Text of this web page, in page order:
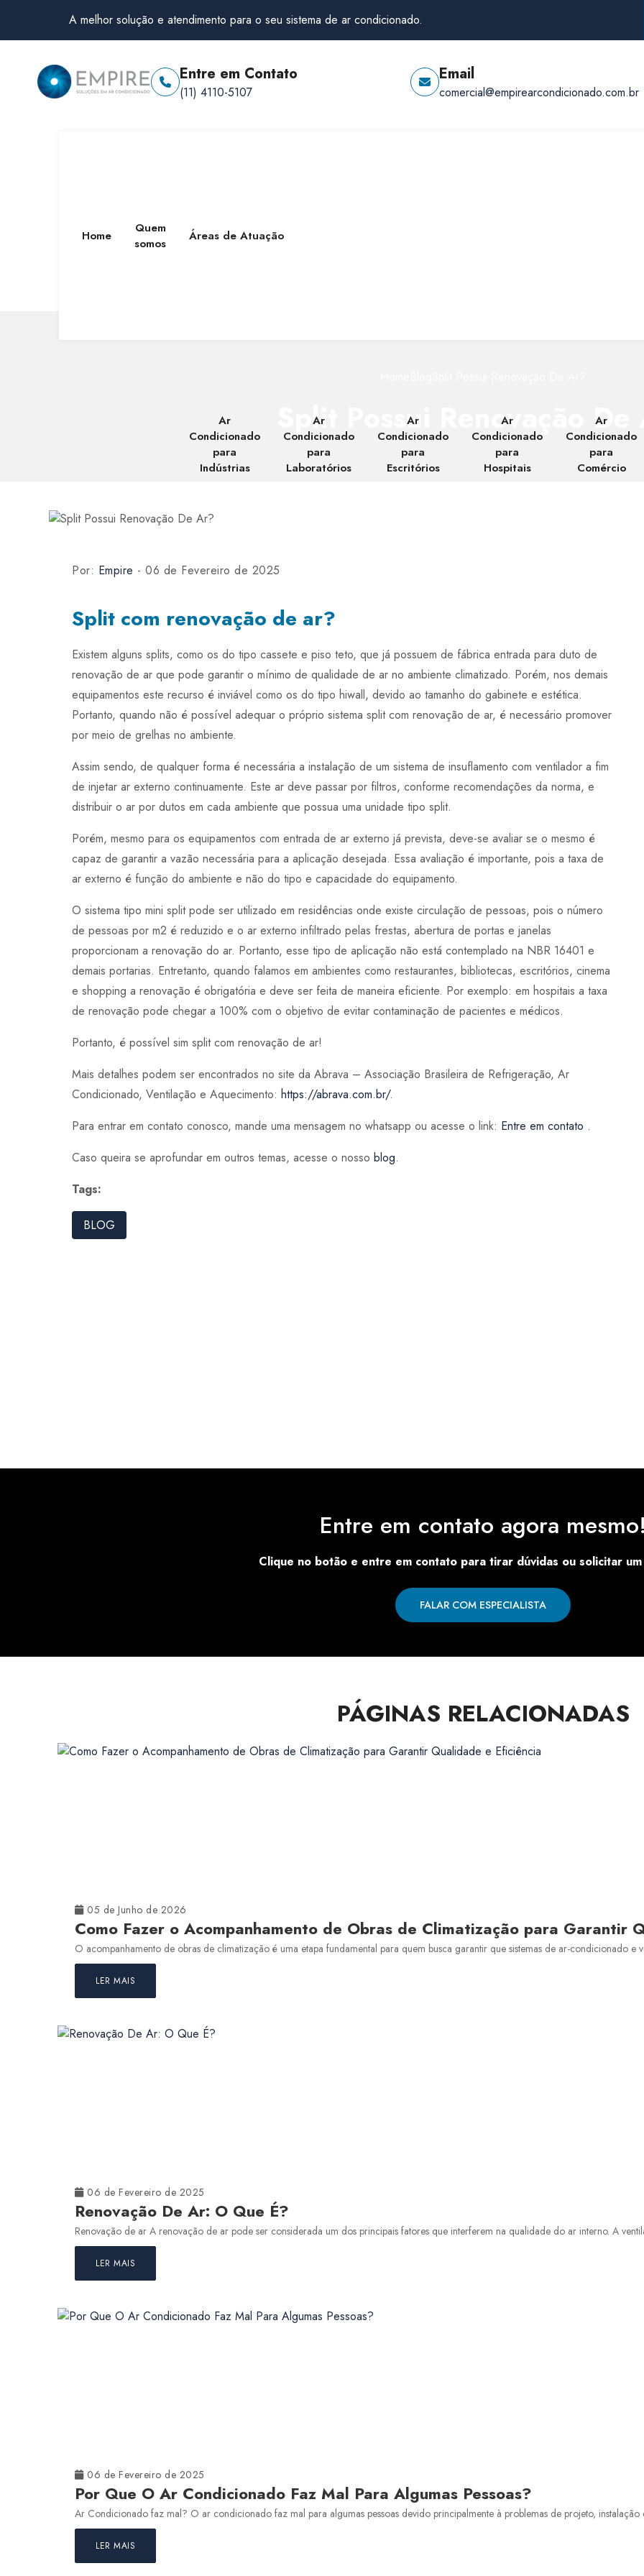
A melhor solução e atendimento para o seu sistema de ar condicionado.
Entre em Contato
(11) 4110-5107
Email
comercial@empirearcondicionado.com.br
Home
Quem
somos
Áreas de Atuação
Ar
Condicionado
para
Indústrias
Ar
Condicionado
para
Laboratórios
Ar
Condicionado
para
Escritórios
Ar
Condicionado
para
Hospitais
Ar
Condicionado
para
Comércio
Split Possui Renovação De
Por: Empire - 06 de Fevereiro de 2025
Split com renovação de ar?
Existem alguns splits, como os do tipo cassete e piso teto, que já possuem de fábrica entrada para duto de
renovação de ar que pode garantir o mínimo de qualidade de ar no ambiente climatizado. Porém, nos demais
equipamentos este recurso é inviável como os do tipo hiwall, devido ao tamanho do gabinete e estética.
Portanto, quando não é possível adequar o próprio sistema split com renovação de ar, é necessário promover
por meio de grelhas no ambiente.
Assim sendo, de qualquer forma é necessária a instalação de um sistema de insuflamento com ventilador a fim
de injetar ar externo continuamente. Este ar deve passar por filtros, conforme recomendações da norma, e
distribuir o ar por dutos em cada ambiente que possua uma unidade tipo split.
Porém, mesmo para os equipamentos com entrada de ar externo já prevista, deve-se avaliar se o mesmo é
capaz de garantir a vazão necessária para a aplicação desejada. Essa avaliação é importante, pois a taxa de
ar externo é função do ambiente e não do tipo e capacidade do equipamento.
O sistema tipo mini split pode ser utilizado em residências onde existe circulação de pessoas, pois o número
de pessoas por m2 é reduzido e o ar externo infiltrado pelas frestas, abertura de portas e janelas
proporcionam a renovação do ar. Portanto, esse tipo de aplicação não está contemplado na NBR 16401 e
demais portarias. Entretanto, quando falamos em ambientes como restaurantes, bibliotecas, escritórios, cinema
e shopping a renovação é obrigatória e deve ser feita de maneira eficiente. Por exemplo: em hospitais a taxa
de renovação pode chegar a 100% com o objetivo de evitar contaminação de pacientes e médicos.
Portanto, é possível sim split com renovação de ar!
Mais detalhes podem ser encontrados no site da Abrava – Associação Brasileira de Refrigeração, Ar
Condicionado, Ventilação e Aquecimento: https://abrava.com.br/.
Para entrar em contato conosco, mande uma mensagem no whatsapp ou acesse o link: Entre em contato .
Caso queira se aprofundar em outros temas, acesse o nosso blog.
Tags:
BLOG
Entre em contato agora mesmo!
Clique no botão e entre em contato para tirar dúvidas ou solicitar
FALAR COM ESPECIALISTA
PÁGINAS RELACIONADAS
05 de Junho de 2026
Como Fazer o Acompanhamento de Obras de Climatização para Garantir
O acompanhamento de obras de climatização é uma etapa fundamental para quem busca garantir que sistemas de ar-condicionado e
LER MAIS
06 de Fevereiro de 2025
Renovação De Ar: O Que É?
Renovação de ar A renovação de ar pode ser considerada um dos principais fatores que interferem na qualidade do ar interno. A
LER MAIS
06 de Fevereiro de 2025
Por Que O Ar Condicionado Faz Mal Para Algumas Pessoas?
Ar Condicionado faz mal? O ar condicionado faz mal para algumas pessoas devido principalmente à problemas de projeto, instalação
LER MAIS